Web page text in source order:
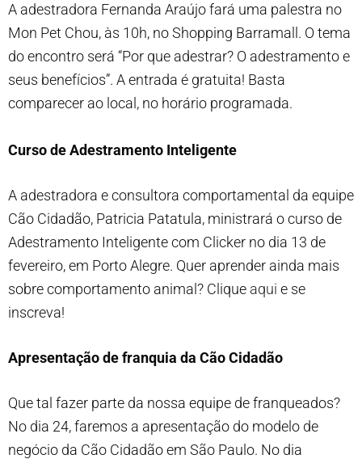
A adestradora Fernanda Araújo fará uma palestra no
Mon Pet Chou, às 10h, no Shopping Barramall. O tema
do encontro será “Por que adestrar? O adestramento e
seus benefícios”. A entrada é gratuita! Basta
comparecer ao local, no horário programada.
Curso de Adestramento Inteligente
A adestradora e consultora comportamental da equipe
Cão Cidadão, Patricia Patatula, ministrará o curso de
Adestramento Inteligente com Clicker no dia 13 de
fevereiro, em Porto Alegre. Quer aprender ainda mais
sobre comportamento animal? Clique aqui e se
inscreva!
Apresentação de franquia da Cão Cidadão
Que tal fazer parte da nossa equipe de franqueados?
No dia 24, faremos a apresentação do modelo de
negócio da Cão Cidadão em São Paulo. No dia